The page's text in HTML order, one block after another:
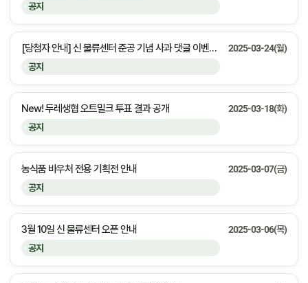
공지
공지
[당첨자 안내] 신 물류센터 준공 기념 사과 댓글 이벤트 당첨 안내 2025-03-24(월)
공지
New! 두레생협 오트밀크 투표 결과 공개 2025-03-18(화)
공지
농식품 바우처 전용 기획전 안내 2025-03-07(금)
공지
3월 10일 신 물류센터 오픈 안내 2025-03-06(목)